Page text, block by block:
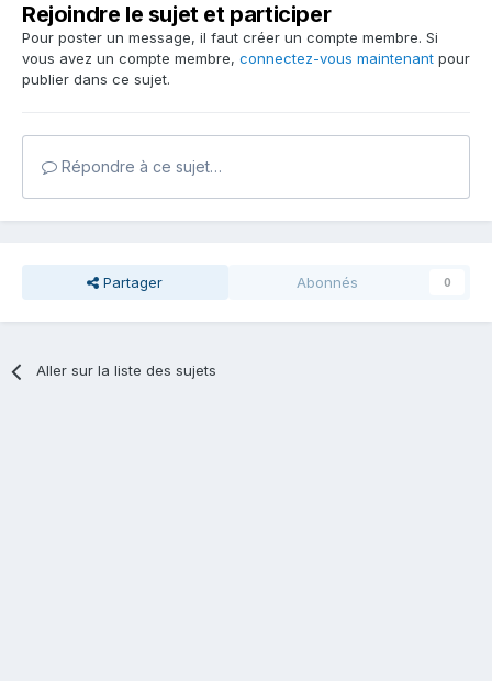
Rejoindre le sujet et participer
Pour poster un message, il faut créer un compte membre. Si
vous avez un compte membre, connectez-vous maintenant pour
publier dans ce sujet.
Répondre à ce sujet…
Partager Abonnés 0
Aller sur la liste des sujets